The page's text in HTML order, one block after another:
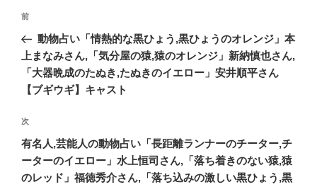
投
ナ
ビ
ゲ
シ
ョ
ン
前
の
投
稿
前
動物占い「情熱的な黒ひょう,黒ひょうのオレンジ」本
上まなみさん,「気分屋の猿,猿のオレンジ」新納慎也さん,
「大器晩成のたぬき,たぬきのイエロー」安井順平さん
【ブギウギ】キャスト
次
の
稿
次
有名人,芸能人の動物占い「長距離ランナーのチーター,チ
ーターのイエロー」水上恒司さん,「落ち着きのない猿,猿
のレッド」福徳秀介さん,「落ち込みの激しい黒ひょう,黒